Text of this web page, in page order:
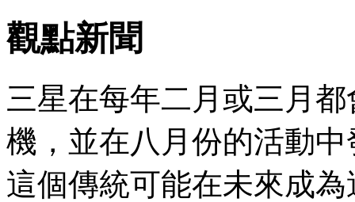
觀點新聞
三星在每年二月或三月
機，並在八月份的活動中
這個傳統可能在未來成